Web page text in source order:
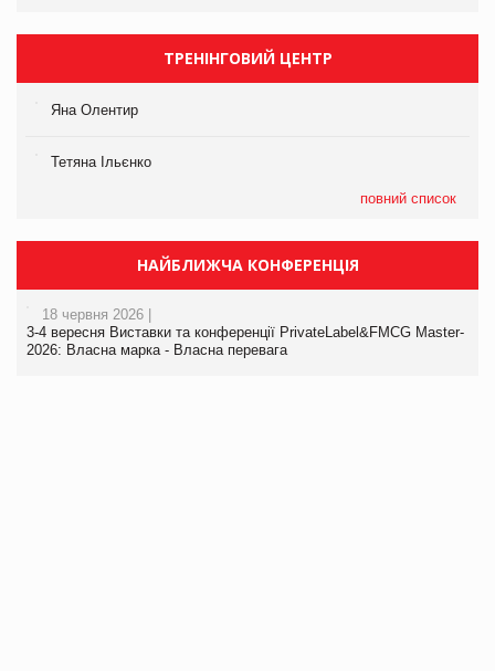
ТРЕНІНГОВИЙ ЦЕНТР
Яна Олентир
Тетяна Ільєнко
повний список
НАЙБЛИЖЧА КОНФЕРЕНЦІЯ
18 червня 2026 |
3-4 вересня Виставки та конференції PrivateLabel&FMCG Master-
2026: Власна марка - Власна перевага